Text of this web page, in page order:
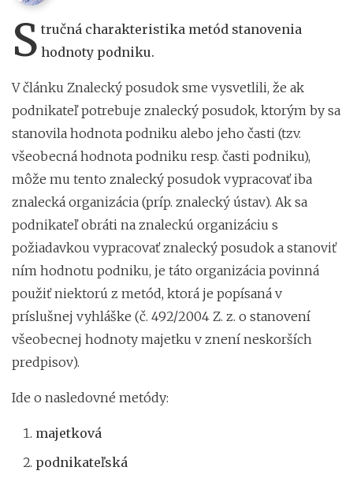
S tručná charakteristika metód stanovenia
hodnoty podniku.
V článku Znalecký posudok sme vysvetlili, že ak
podnikateľ potrebuje znalecký posudok, ktorým by sa
stanovila hodnota podniku alebo jeho časti (tzv.
všeobecná hodnota podniku resp. časti podniku),
môže mu tento znalecký posudok vypracovať iba
znalecká organizácia (príp. znalecký ústav). Ak sa
podnikateľ obráti na znaleckú organizáciu s
požiadavkou vypracovať znalecký posudok a stanoviť
ním hodnotu podniku, je táto organizácia povinná
použiť niektorú z metód, ktorá je popísaná v
príslušnej vyhláške (č. 492/2004 Z. z. o stanovení
všeobecnej hodnoty majetku v znení neskorších
predpisov).
Ide o nasledovné metódy:
majetková
podnikateľská